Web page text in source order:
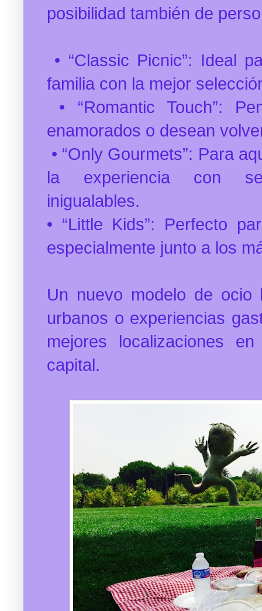
posibilidad también de
• “Classic Picnic”: Ideal
familia con la mejor
• “Romantic Touch”:
enamorados o desean
• “Only Gourmets”: Para
la experiencia con
inigualables.
• “Little Kids”: Perfecto
especialmente junto a los
Un nuevo modelo de ocio
urbanos o experiencias
mejores localizaciones
capital.